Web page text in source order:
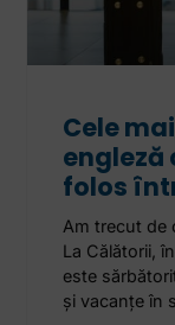
Cele
engleză
folos
Am trecut de
La Călătorii,
este
și vacanțe în